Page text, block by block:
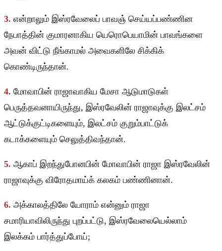
3. என்றாலும் இஸ்ரவேலைப் பாவஞ் செய்யப்பண்ணின
நேபாத்தின் குமாரனாகிய யெரொபெயாமின் பாவங்களை
அவன் விட்டு நீங்காமல் அவைகளிலே சிக்கிக்
கொண்டிருந்தான்.
4. மோவாபின் ராஜாவாகிய மேசா ஆடுமாடுகள்
பெருத்தவனாயிருந்து, இஸ்ரவேலின் ராஜாவுக்கு இலட்சம்
ஆட்டுக்குட்டிகளையும், இலட்சம் குறும்பாட்டுக்
கடாக்களையும் செலுத்திவந்தான்.
5. ஆகாப் இறந்துபோனபின் மோவாபின் ராஜா இஸ்ரவேலின்
ராஜாவுக்கு விரோதமாய்க் கலகம் பண்ணினான்.
6. அக்காலத்திலே யோராம் என்னும் ராஜா
சமாரியாவிலிருந்து புறப்பட்டு, இஸ்ரவேலையெல்லாம்
இலக்கம் பார்த்துப்போய்;